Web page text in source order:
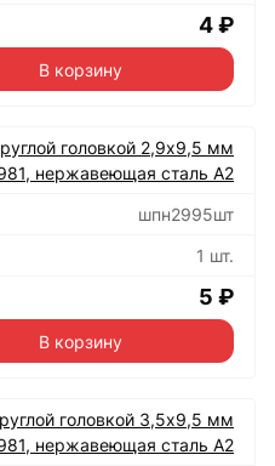
4 ₽
В корзину
головкой 2,9х9,5 мм
нержавеющая сталь А2
шпн2995шт
1 шт.
5 ₽
В корзину
головкой 3,5х9,5 мм
нержавеющая сталь А2